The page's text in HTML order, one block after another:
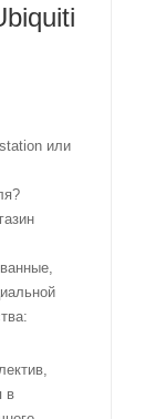
или
в